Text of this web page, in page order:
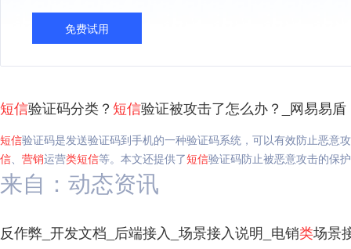
免费试用
短信验证码分类？短信验证被攻击了怎么办？_网易易盾
短信验证码是发送验证码到手机的一种验证码系统，可以有效防止恶意
信、 营销运营类短信等。本文还提供了短信验证码防止被恶意攻击的保
来自：动态资讯
反作弊_开发文档_后端接入_场景接入说明_电销类场景